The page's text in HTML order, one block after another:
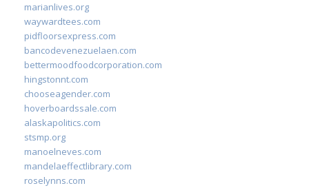
marianlives.org
waywardtees.com
pidfloorsexpress.com
bancodevenezuelaen.com
bettermoodfoodcorporation.com
hingstonnt.com
chooseagender.com
hoverboardssale.com
alaskapolitics.com
stsmp.org
manoelneves.com
mandelaeffectlibrary.com
roselynns.com